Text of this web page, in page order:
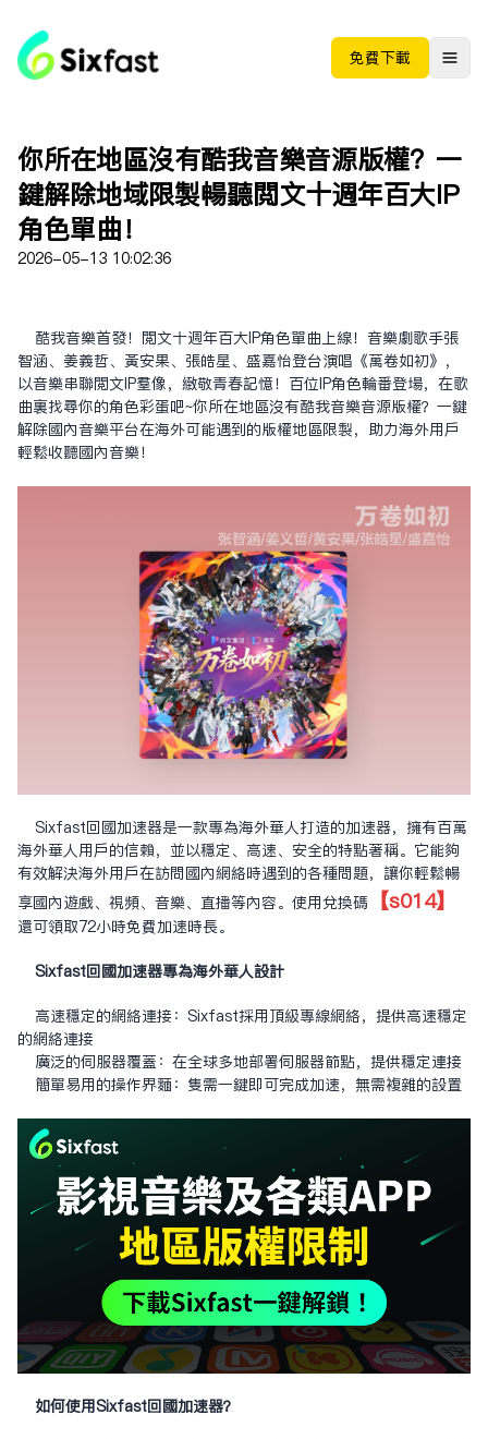
免费下载
你所在地區沒有酷我音樂音源版權？一
鍵解除地域限制暢聽閲文十週年百大IP
角色單曲！
2026-05-13 10:02:36
酷我音樂首發！閲文十週年百大IP角色單曲上線！音樂劇歌手張
智涵、姜義哲、黃安果、張皓星、盛嘉怡登台演唱《萬卷如初》，
以音樂串聯閲文IP羣像，致敬青春記憶！百位IP角色輪番登場，在歌
曲裏找尋你的角色彩蛋吧~你所在地區沒有酷我音樂音源版權？一鍵
解除國內音樂平台在海外可能遇到的版權地區限制，助力海外用户
輕鬆收聽國內音樂！
Sixfast回國加速器是一款專為海外華人打造的加速器，擁有百萬
海外華人用戶的信賴，並以穩定、高速、安全的特點著稱。它能夠
有效解決海外用戶在訪問國內網絡時遇到的各種問題，讓你輕鬆暢
享國內遊戲、視頻、音樂、直播等內容。使用兌換碼
【s014】
還可領取72小時免費加速時長。
Sixfast回國加速器專為海外華人設計
高速穩定的網絡連接：Sixfast採用頂級專線網絡，提供高速穩定
的網絡連接
廣泛的伺服器覆蓋：在全球多地部署伺服器節點，提供穩定連接
簡單易用的操作界面：只需一鍵即可完成加速，無需複雜的設置
如何使用Sixfast回國加速器？